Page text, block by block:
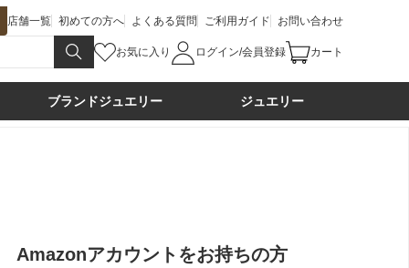
店舗一覧 初めての方へ よくある質問 ご利用ガイド お問い合わせ
お気に入り ログイン/会員登録 カート
ブランドジュエリー ジュエリー
Amazonアカウントをお持ちの方